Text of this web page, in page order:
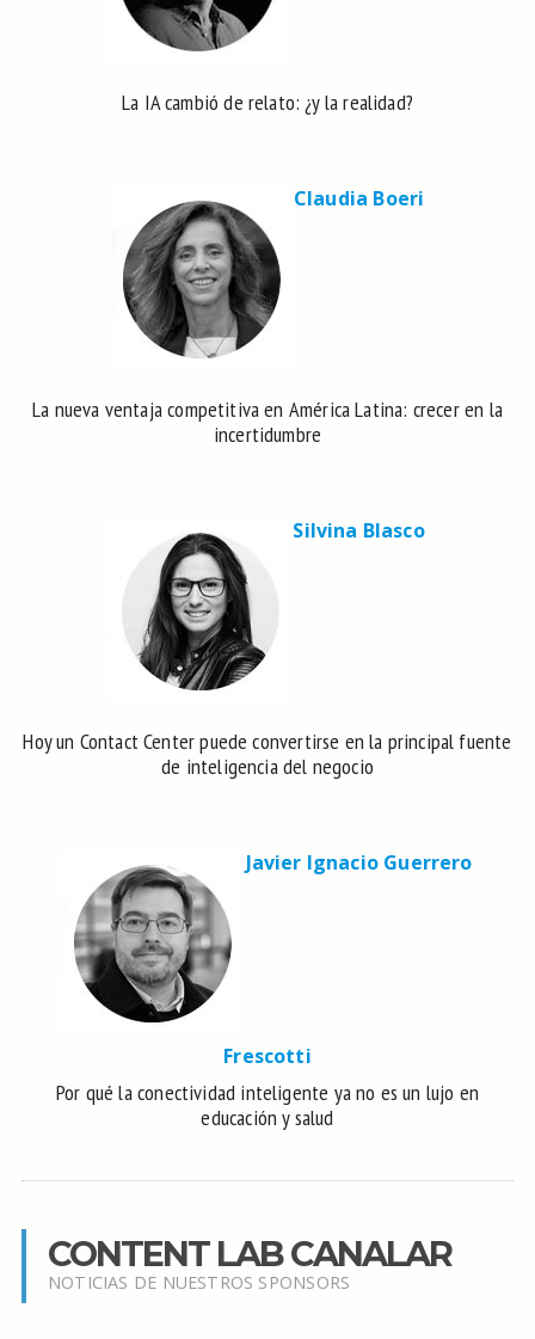
La IA cambió de relato: ¿y la realidad?
Claudia Boeri
La nueva ventaja competitiva en América Latina: crecer en la
incertidumbre
Silvina Blasco
Hoy un Contact Center puede convertirse en la principal fuente
de inteligencia del negocio
Javier Ignacio Guerrero
Frescotti
Por qué la conectividad inteligente ya no es un lujo en
educación y salud
CONTENT LAB CANALAR
NOTICIAS DE NUESTROS SPONSORS